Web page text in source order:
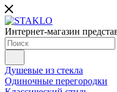
Интернет-магазин
Душевые из стекла
Одиночные перегородки